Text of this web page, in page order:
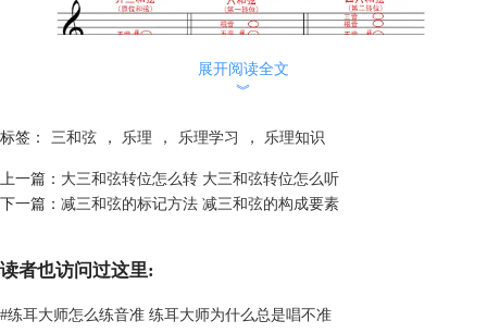
图三：第二转位
机交互的方式，增强学习效率，提高学习质量。
展开阅读全文
︾
标签： 三和弦 ， 乐理 ， 乐理学习 ， 乐理知识
上一篇： 大三和弦转位怎么转 大三和弦转位怎么听
下一篇： 减三和弦的标记方法 减三和弦的构成要素
读者也访问过这里:
#练耳大师怎么练音准 练耳大师为什么总是唱不准